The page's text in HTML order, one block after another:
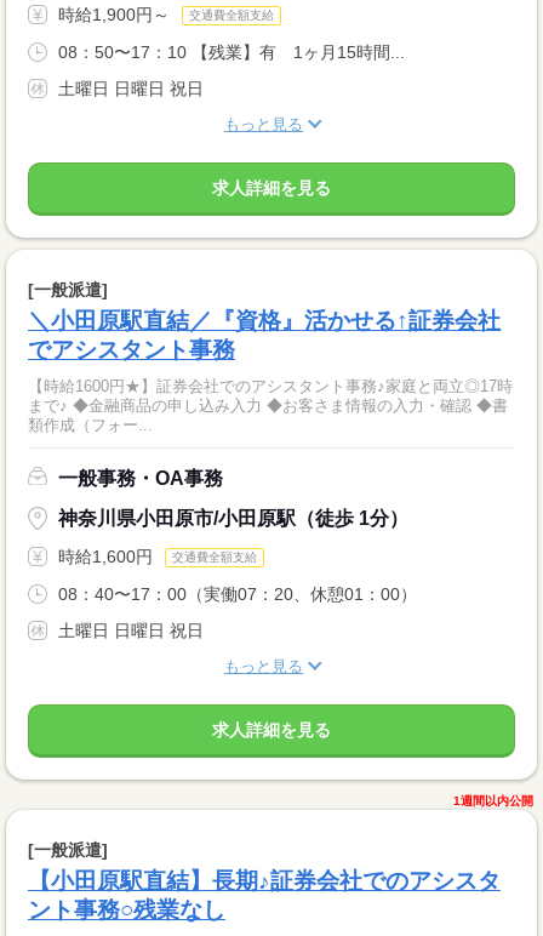
時給1,900円～ 交通費全額支給
08：50〜17：10 【残業】有 1ヶ月15時間...
土曜日 日曜日 祝日
もっと見る
求人詳細を見る
[一般派遣]
＼小田原駅直結／『資格』活かせる↑証券会社
でアシスタント事務
【時給1600円★】証券会社でのアシスタント事務♪家庭と両立◎17時
まで♪ ◆金融商品の申し込み入力 ◆お客さま情報の入力・確認 ◆書
類作成（フォー...
一般事務・OA事務
神奈川県小田原市/小田原駅（徒歩 1分）
時給1,600円 交通費全額支給
08：40〜17：00（実働07：20、休憩01：00）
土曜日 日曜日 祝日
もっと見る
求人詳細を見る
1週間以内公開
[一般派遣]
【小田原駅直結】長期♪証券会社でのアシスタ
ント事務○残業なし